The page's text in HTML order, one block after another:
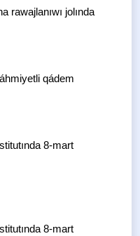
rawajlanıwı jolında
qádem
8-mart
8-mart